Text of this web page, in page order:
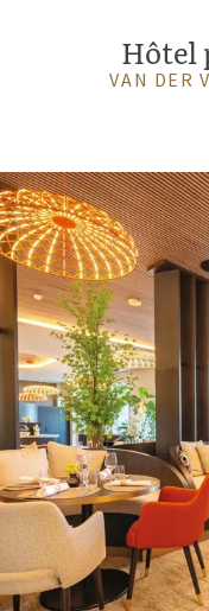
Hôtel
VAN DER